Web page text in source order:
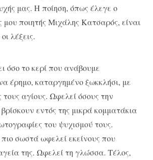
μας. Η ποίηση, όπως έλεγε ο
μου ποιητής Μιχάλης Κατσαρός, είναι
λέξεις.
όσο το κερί που ανάβουμε
έρημο, καταργημένο ξωκκλήσι, με
αγίους. Ωφελεί όσους την
εντός της μικρά κομματάκια
του ψυχισμού τους.
σωστά ωφελεί εκείνους που
της. Ωφελεί τη γλώσσα. Τέλος,